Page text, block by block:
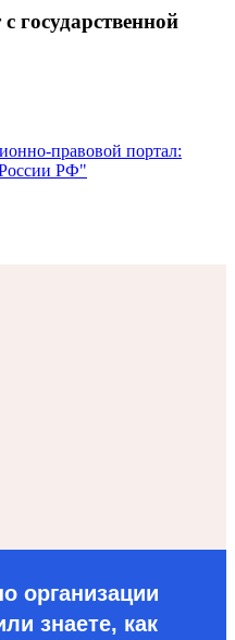
государственной
правовой портал:
РФ"
организации
знаете, как